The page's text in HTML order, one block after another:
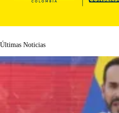
Últimas Noticias